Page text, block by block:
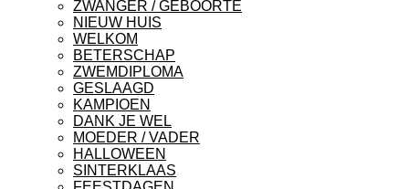
ZWANGER / GEBOORTE
NIEUW HUIS
WELKOM
BETERSCHAP
ZWEMDIPLOMA
GESLAAGD
KAMPIOEN
DANK JE WEL
MOEDER / VADER
HALLOWEEN
SINTERKLAAS